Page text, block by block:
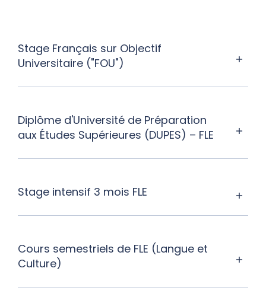
Stage Français sur Objectif
Universitaire ("FOU")
Diplôme d'Université de Préparation
aux Études Supérieures (DUPES) – FLE
Stage intensif 3 mois FLE
Cours semestriels de FLE (Langue et
Culture)